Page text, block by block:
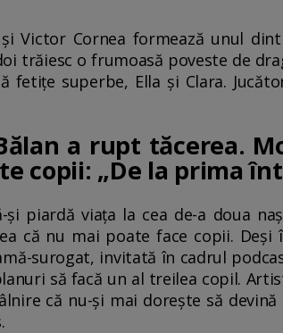
și Victor Cornea formează unul
trăiesc o frumoasă poveste de
fetițe superbe, Ella și Clara.
a rupt tăcerea.
copii: „De la prima
și piardă viața la cea de-a doua
că nu mai poate face copii.
surogat, invitată în cadrul
să facă un al treilea copil.
că nu-și mai dorește să